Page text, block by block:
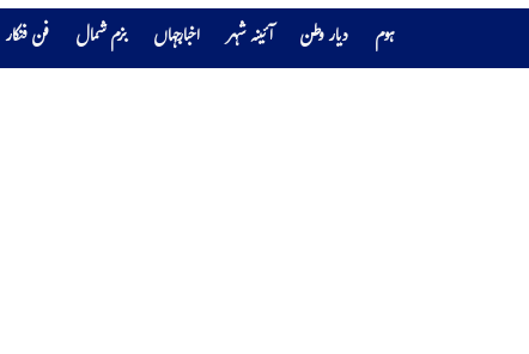
ہوم دیار وطن آئینہ شہر اخبارجہاں بزم شمال فن فنکار